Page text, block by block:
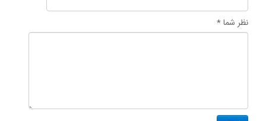
نظر شما *